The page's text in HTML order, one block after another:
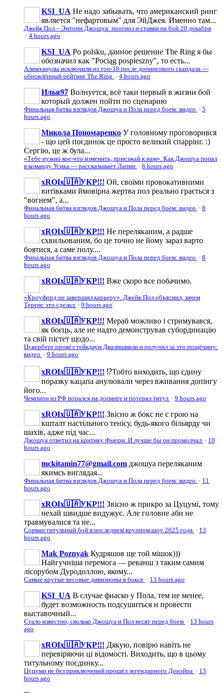
KSI_UA Не надо забывать, что американский ринг
является "нефартовым" для ЭйДжея. Именно там...
Джейк Пол – Энтони Джошуа: прогноз и ставки на бой 20 декабря
· 4 hours ago
KSI_UA Po polsku, данное решение The Ring я бы
обозначил как "Pociąg pospieszny", то есть...
Алимханулы исключили из топ-10 после допингового скандала —
обновлённый рейтинг The Ring · 4 hours ago
Илья97 Волнуется, всё таки первый в жизни бой
который должен пойти по сценарию
Финальная битва взглядов Джошуа и Пола перед боем: видео · 5
hours ago
Микола Пономаренко У головному проговорився
- що цей поєдинок це просто великий спаррінг. :)
Сергію, це ж була...
«Тебе нужно кое-что изменить, приезжай к нам». Как Джошуа попал
в команду Усика — рассказывает Лапин · 6 hours ago
xROIx🇺🇦УКР!!! Ой, своїми провокативними
витівками ймовірна жертва пол реально грається з
"вогнем", а...
Финальная битва взглядов Джошуа и Пола перед боем: видео · 8
hours ago
xROIx🇺🇦УКР!!! Не переляканим, а радше
схвильованим, бо це точно не йому зараз варто
боятися, а саме полу....
Финальная битва взглядов Джошуа и Пола перед боем: видео · 8
hours ago
xROIx🇺🇦УКР!!! Вже скоро все побачимо.
«Кроуфорд не завершил карьеру». Джейк Пол объяснил, зачем
Теренс это сделал · 9 hours ago
xROIx🇺🇦УКР!!! Мераб можливо і стримувався,
як боєць, але не надто демонстрував субординацію
та свій пієтет щодо...
Цукерберг провёл тейкдаун Двалишвили и получил за это пощёчину:
видео · 9 hours ago
xROIx🇺🇦УКР!!! ⁉️Тобто виходить, що єдину
поразку кацапа анулювали через вживання допінгу
його...
Чемпион из РФ попался на допинге и потерял титул · 9 hours ago
xROIx🇺🇦УКР!!! Звісно ж бокс не є грою на
кшталт настільного тенісу, будь-якого більярду чи
шахів, адже під час...
Джошуа ответил на критику Фьюри. И лучше бы он промолчал · 10
hours ago
mckitamin77@gmail.com джошуа переляканим
якимсь виглядая...
Финальная битва взглядов Джошуа и Пола перед боем: видео · 11
hours ago
xROIx🇺🇦УКР!!! Звісно ж прикро за Цуцумі, тому
нехай швидше видужує. Але головне аби не
травмувалися та не...
Сорван титульный бой в последнем крупном шоу 2025 года · 13
hours ago
Mak Poznyak Кудряшов ще той мішок)))
Найгучніша перемога — реванш з таким самим
лісорубом Дуродоллою, якому...
Самые крутые весовые дивизионы в боксе · 13 hours ago
KSI_UA В случае фиаско у Пола, тем не менее,
будет возможность подсушиться и провести
выставочный...
Стало известно, сколько Джошуа и Пол весят перед боем · 13 hours
ago
xROIx🇺🇦УКР!!! Дякую, повірю навіть не
перевіряючи ці відомості. Виходить, що в цьому
титульному поєдинку...
Цуцуми не без приключений прошёл легендарного Донэйра · 13
hours ago